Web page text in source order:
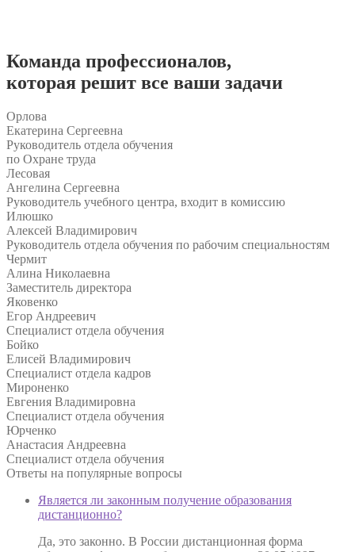
Команда профессионалов,
которая решит все ваши задачи
Орлова
Екатерина Сергеевна
Руководитель отдела обучения
по Охране труда
Лесовая
Ангелина Сергеевна
Руководитель учебного центра, входит в комиссию
Илюшко
Алексей Владимирович
Руководитель отдела обучения по рабочим специальностям
Чермит
Алина Николаевна
Заместитель директора
Яковенко
Егор Андреевич
Специалист отдела обучения
Бойко
Елисей Владимирович
Специалист отдела кадров
Мироненко
Евгения Владимировна
Специалист отдела обучения
Юрченко
Анастасия Андреевна
Специалист отдела обучения
Ответы на популярные вопросы
Является ли законным получение образования
дистанционно?
Да, это законно. В России дистанционная форма